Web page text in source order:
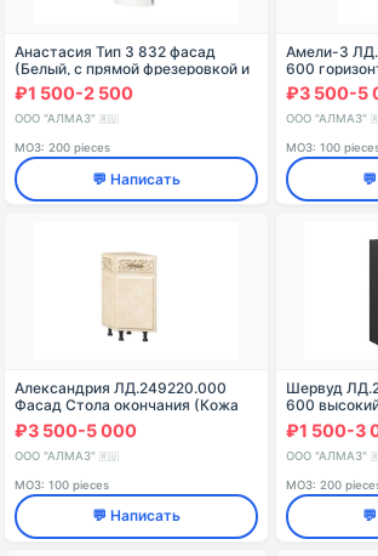
Анастасия Тип 3 832 фасад
(Белый, с прямой фрезеровкой и
рисунком, ручка в комплекте )
₽1 500-2 500
ООО "АЛМАЗ" 🇷🇺
МОЗ: 200 pieces
💬 Написать
Амели-3
600
Серый)
₽3 500-5
ООО "АЛМАЗ"
МОЗ: 100
Александрия ЛД.249220.000
Фасад Стола окончания (Кожа
Ленто)
₽3 500-5 000
ООО "АЛМАЗ" 🇷🇺
МОЗ: 100 pieces
💬 Написать
Шервуд
600
₽1 500-3
ООО "АЛМАЗ"
МОЗ: 200